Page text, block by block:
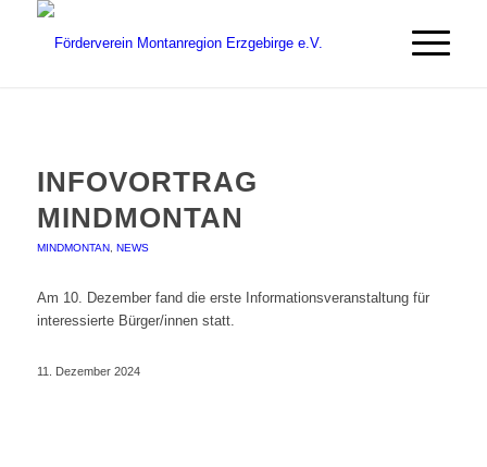
INFOVORTRAG
MINDMONTAN
MINDMONTAN, NEWS
Am 10. Dezember fand die erste Informationsveranstaltung für
interessierte Bürger/innen statt.
11. Dezember 2024